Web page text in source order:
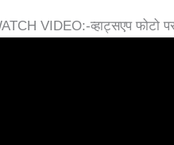
VIDEO:-व्हाट्सएप फोटो